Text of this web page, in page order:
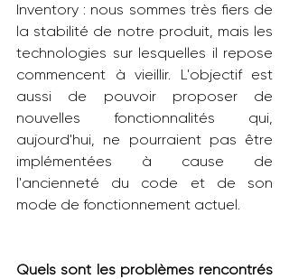
Inventory : nous sommes très fiers de
la stabilité de notre produit, mais les
technologies sur lesquelles il repose
commencent à vieillir. L'objectif est
aussi de pouvoir proposer de
nouvelles fonctionnalités qui,
aujourd'hui, ne pourraient pas être
implémentées à cause de
l'ancienneté du code et de son
mode de fonctionnement actuel.
Quels sont les problèmes rencontrés